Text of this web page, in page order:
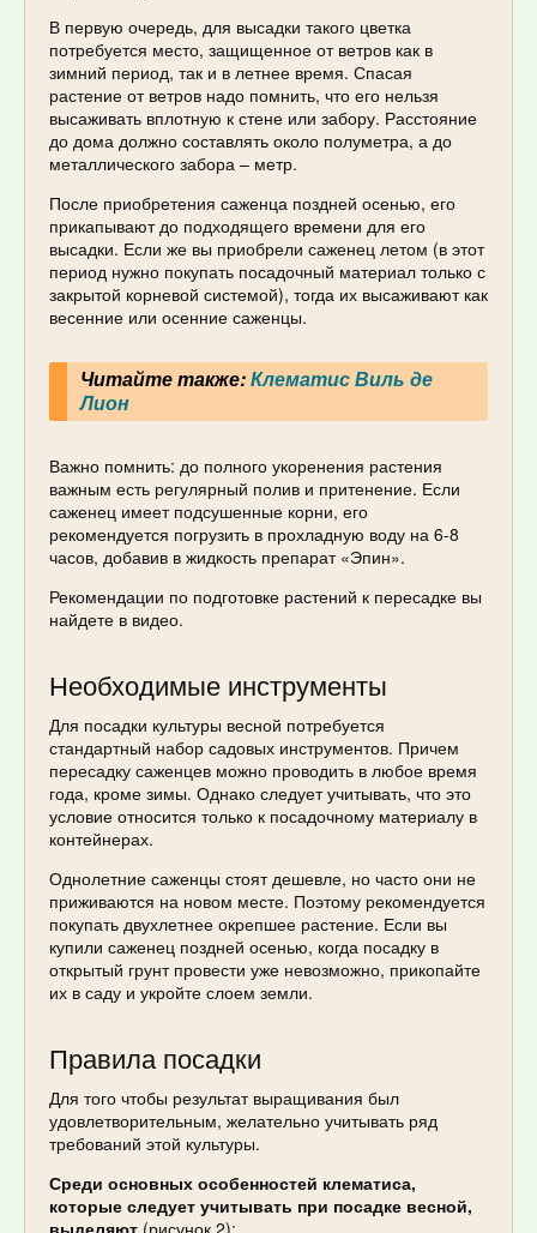
В первую очередь, для высадки такого цветка
потребуется место, защищенное от ветров как в
зимний период, так и в летнее время. Спасая
растение от ветров надо помнить, что его нельзя
высаживать вплотную к стене или забору. Расстояние
до дома должно составлять около полуметра, а до
металлического забора – метр.
После приобретения саженца поздней осенью, его
прикапывают до подходящего времени для его
высадки. Если же вы приобрели саженец летом (в этот
период нужно покупать посадочный материал только с
закрытой корневой системой), тогда их высаживают как
весенние или осенние саженцы.
Читайте также:Клематис Виль де
Лион
Важно помнить: до полного укоренения растения
важным есть регулярный полив и притенение. Если
саженец имеет подсушенные корни, его
рекомендуется погрузить в прохладную воду на 6-8
часов, добавив в жидкость препарат «Эпин».
Рекомендации по подготовке растений к пересадке вы
найдете в видео.
Необходимые инструменты
Для посадки культуры весной потребуется
стандартный набор садовых инструментов. Причем
пересадку саженцев можно проводить в любое время
года, кроме зимы. Однако следует учитывать, что это
условие относится только к посадочному материалу в
контейнерах.
Однолетние саженцы стоят дешевле, но часто они не
приживаются на новом месте. Поэтому рекомендуется
покупать двухлетнее окрепшее растение. Если вы
купили саженец поздней осенью, когда посадку в
открытый грунт провести уже невозможно, прикопайте
их в саду и укройте слоем земли.
Правила посадки
Для того чтобы результат выращивания был
удовлетворительным, желательно учитывать ряд
требований этой культуры.
Среди основных особенностей клематиса,
которые следует учитывать при посадке весной,
выделяют (рисунок 2):